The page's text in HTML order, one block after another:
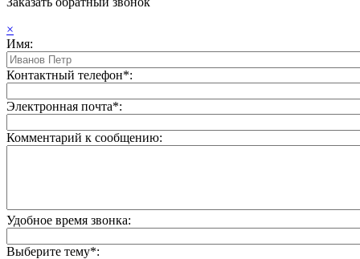
×
Имя:
Контактный телефон*:
Электронная почта*:
Комментарий к сообщению:
Удобное время звонка:
Выберите тему*: